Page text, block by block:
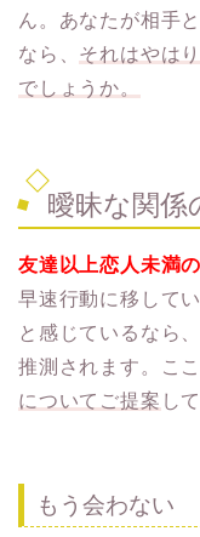
ん。あなたが相手
なら、 それはやは
でしょうか。
曖昧な関係
友達以上恋人未満
早速行動に移して
と感じているなら
推測されます。ここ
についてご提案 し
もう会わない